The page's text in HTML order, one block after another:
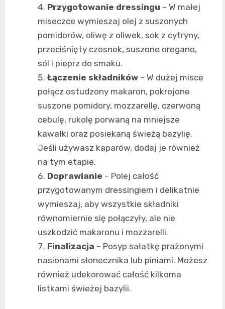
Przygotowanie dressingu – W małej
miseczce wymieszaj olej z suszonych
pomidorów, oliwę z oliwek, sok z cytryny,
przeciśnięty czosnek, suszone oregano,
sól i pieprz do smaku.
Łączenie składników – W dużej misce
połącz ostudzony makaron, pokrojone
suszone pomidory, mozzarellę, czerwoną
cebulę, rukolę porwaną na mniejsze
kawałki oraz posiekaną świeżą bazylię.
Jeśli używasz kaparów, dodaj je również
na tym etapie.
Doprawianie – Polej całość
przygotowanym dressingiem i delikatnie
wymieszaj, aby wszystkie składniki
równomiernie się połączyły, ale nie
uszkodzić makaronu i mozzarelli.
Finalizacja – Posyp sałatkę prażonymi
nasionami słonecznika lub piniami. Możesz
również udekorować całość kilkoma
listkami świeżej bazylii.